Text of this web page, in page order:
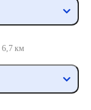
6,7 км